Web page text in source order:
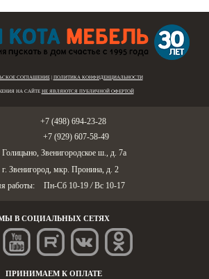
СОГЛАШЕНИЕ| ПОЛИТИКА КОНФИДЕНЦИАЛЬНОСТИ
НА САЙТЕ НЕ ЯВЛЯЮТСЯ ПУБЛИЧНОЙ ОФЕРТОЙ
+7 (498) 694-23-28
+7 (929) 607-58-49
Голицыно, Звенигородское ш., д. 7а
г. Звенигород, мкр. Пронина, д. 2
работы:
Пн-Сб 10-19 / Вс 10-17
В СОЦИАЛЬНЫХ СЕТЯХ
ПРИНИМАЕМ К ОПЛАТЕ